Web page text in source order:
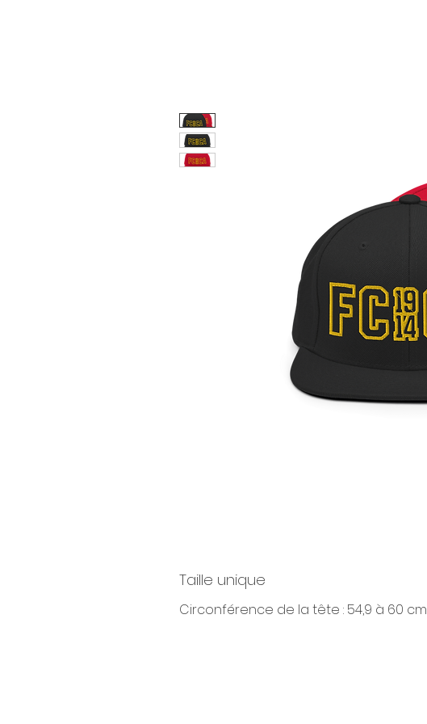
Taille unique
Circonférence de la tête : 54,9 à 60 cm